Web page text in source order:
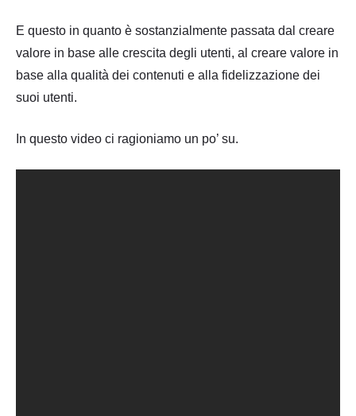
E questo in quanto è sostanzialmente passata dal creare
valore in base alle crescita degli utenti, al creare valore in
base alla qualità dei contenuti e alla fidelizzazione dei
suoi utenti.
In questo video ci ragioniamo un po’ su.